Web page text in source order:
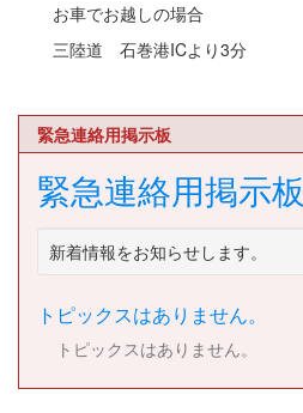
お車でお越しの場合
三陸道 石巻港ICより3分
緊急連絡用掲示板
緊急連絡用掲示板
新着情報をお知らせします。
トピックスはありません。
トピックスはありません。